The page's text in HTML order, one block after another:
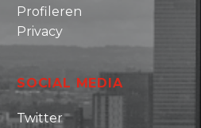
Profileren
Privacy
SOCIAL MEDIA
Twitter